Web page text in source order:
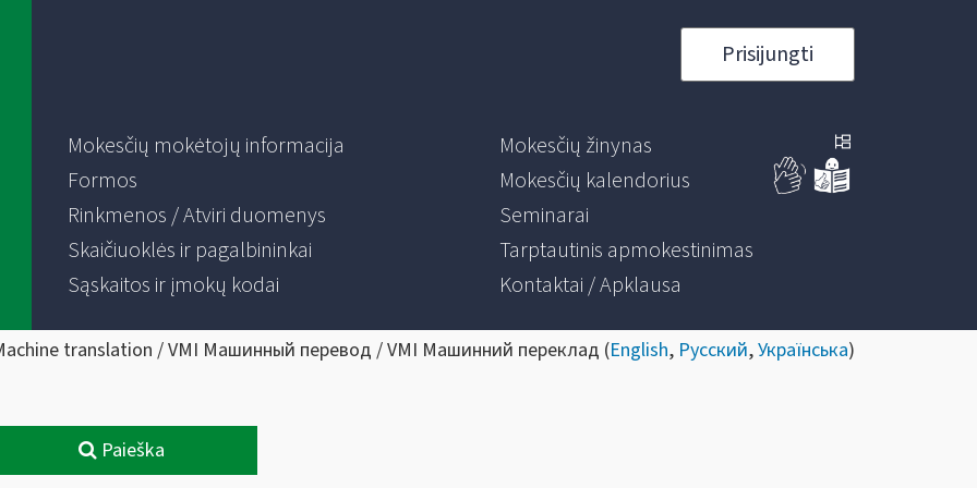
Prisijungti
Mokesčių mokėtojų informacija
Formos
Rinkmenos / Atviri duomenys
Skaičiuoklės ir pagalbininkai
Sąskaitos ir įmokų kodai
Mokesčių žinynas
Mokesčių kalendorius
Seminarai
Tarptautinis apmokestinimas
Kontaktai / Apklausa
translation / VMI Машинный перевод / VMI Машинний переклад (English, Русский,Українська)
Paieška